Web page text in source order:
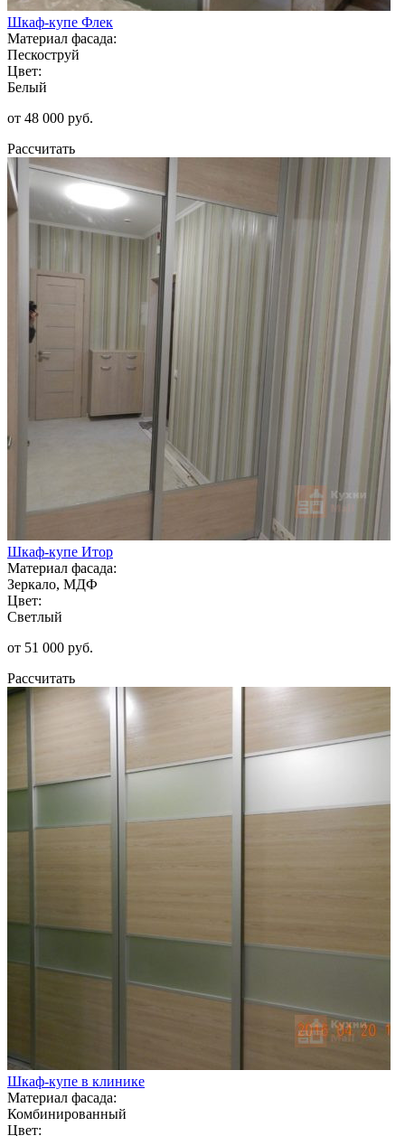
Шкаф-купе Флек
Материал фасада:
Пескоструй
Цвет:
Белый
от 48 000 руб.
Рассчитать
Шкаф-купе Итор
Материал фасада:
Зеркало, МДФ
Цвет:
Светлый
от 51 000 руб.
Рассчитать
Шкаф-купе в клинике
Материал фасада:
Комбинированный
Цвет: